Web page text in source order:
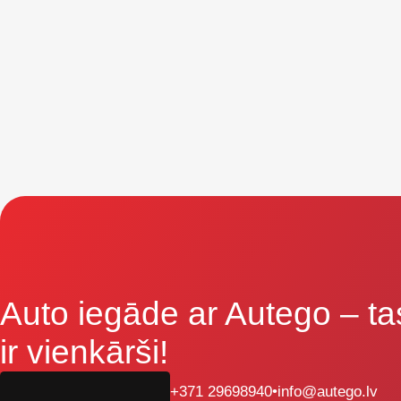
Auto iegāde ar Autego –
ir vienkārši!
+371 29698940•info@autego.lv